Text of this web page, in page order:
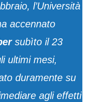
l’Università
accennato
subìto il 23
ultimi mesi,
duramente su
agli effetti